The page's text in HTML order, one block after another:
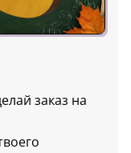
заказ на